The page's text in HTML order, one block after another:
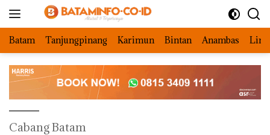
Batam Tanjungpinang Karimun Bintan Anambas
Cabang Batam